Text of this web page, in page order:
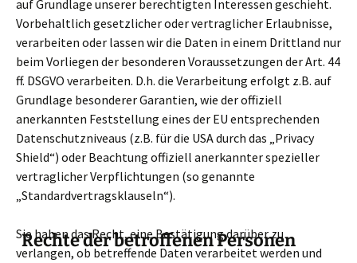
auf Grundlage unserer berechtigten Interessen geschieht.
Vorbehaltlich gesetzlicher oder vertraglicher Erlaubnisse,
verarbeiten oder lassen wir die Daten in einem Drittland nur
beim Vorliegen der besonderen Voraussetzungen der Art. 44
ff. DSGVO verarbeiten. D.h. die Verarbeitung erfolgt z.B. auf
Grundlage besonderer Garantien, wie der offiziell
anerkannten Feststellung eines der EU entsprechenden
Datenschutzniveaus (z.B. für die USA durch das „Privacy
Shield“) oder Beachtung offiziell anerkannter spezieller
vertraglicher Verpflichtungen (so genannte
„Standardvertragsklauseln“).
Rechte der betroffenen Personen
Sie haben das Recht, eine Bestätigung darüber zu
verlangen, ob betreffende Daten verarbeitet werden und